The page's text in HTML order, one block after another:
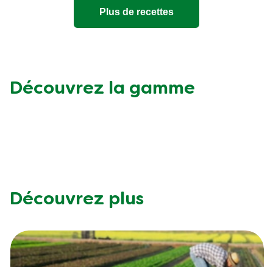
Plus de recettes
Découvrez la gamme
Découvrez plus